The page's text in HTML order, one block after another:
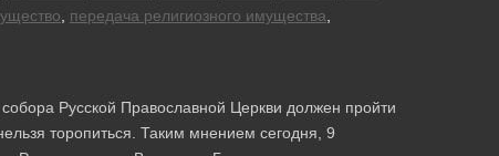
передача религиозного имущества
Русской Православной Церкви должен пройти
торопиться. Таким мнением сегодня, 9